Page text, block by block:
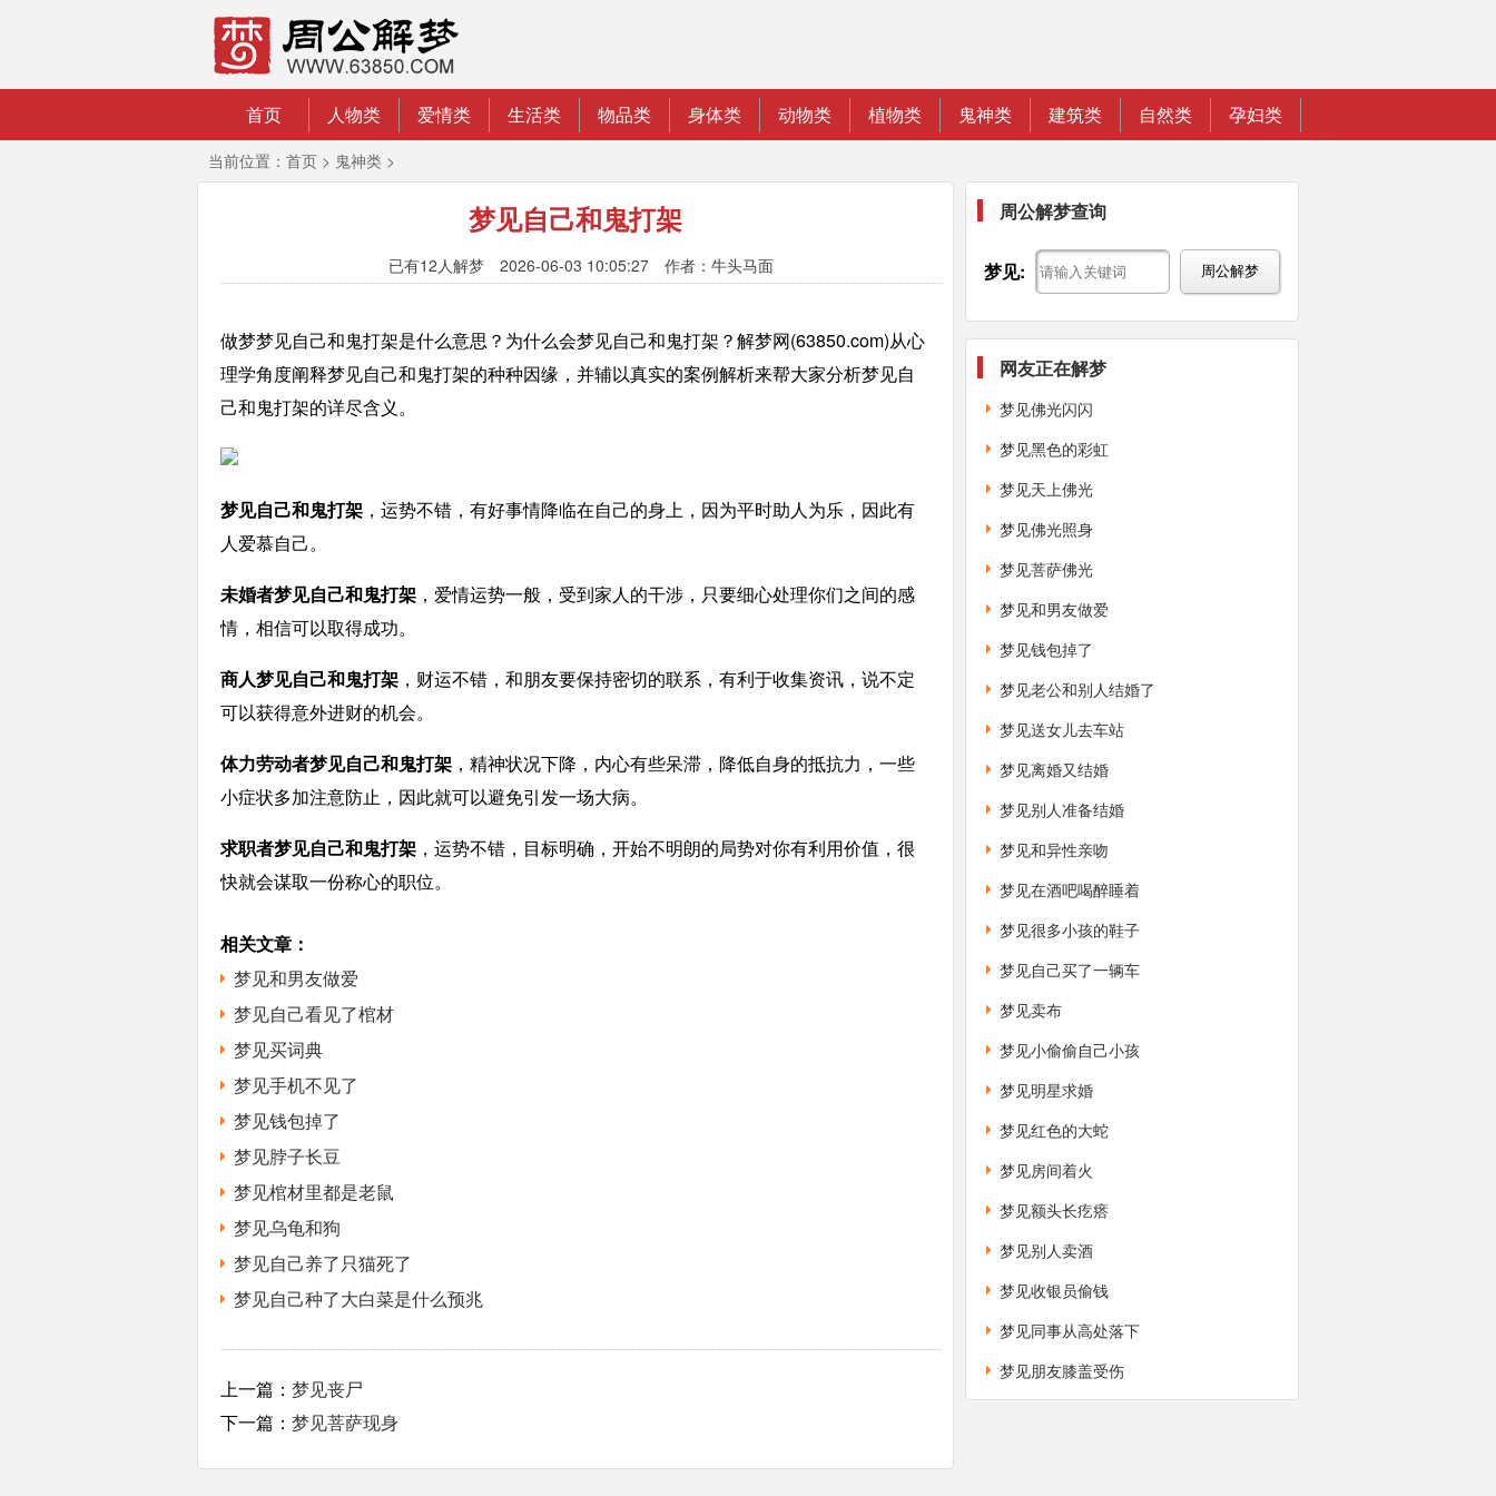
首页 人物类 爱情类 生活类 物品类 身体类 动物类 植物类 鬼神类 建筑类 自然类 孕妇类
当前位置： 首页 > 鬼神类 >
梦见自己和鬼打架
已有12人解梦 2026-06-03 10:05:27 作者：牛头马面
做梦梦见自己和鬼打架是什么意思？为什么会梦见自己和鬼打架？解梦网(63850.com)从心
理学角度阐释梦见自己和鬼打架的种种因缘，并辅以真实的案例解析来帮大家分析梦见自
己和鬼打架的详尽含义。
梦见自己和鬼打架 ，运势不错，有好事情降临在自己的身上，因为平时助人为乐，因此有
人爱慕自己。
未婚者梦见自己和鬼打架 ，爱情运势一般，受到家人的干涉，只要细心处理你们之间的感
情，相信可以取得成功。
商人梦见自己和鬼打架 ，财运不错，和朋友要保持密切的联系，有利于收集资讯，说不定
可以获得意外进财的机会。
体力劳动者梦见自己和鬼打架 ，精神状况下降，内心有些呆滞，降低自身的抵抗力，一些
小症状多加注意防止，因此就可以避免引发一场大病。
求职者梦见自己和鬼打架 ，运势不错，目标明确，开始不明朗的局势对你有利用价值，很
快就会谋取一份称心的职位。
相关文章：
梦见和男友做爱
梦见自己看见了棺材
梦见买词典
梦见手机不见了
梦见钱包掉了
梦见脖子长豆
梦见棺材里都是老鼠
梦见乌龟和狗
梦见自己养了只猫死了
梦见自己种了大白菜是什么预兆
上一篇： 梦见丧尸
下一篇： 梦见菩萨现身
周公解梦查询
梦见: 周公解梦
网友正在解梦
梦见佛光闪闪
梦见黑色的彩虹
梦见天上佛光
梦见佛光照身
梦见菩萨佛光
梦见和男友做爱
梦见钱包掉了
梦见老公和别人结婚了
梦见送女儿去车站
梦见离婚又结婚
梦见别人准备结婚
梦见和异性亲吻
梦见在酒吧喝醉睡着
梦见很多小孩的鞋子
梦见自己买了一辆车
梦见卖布
梦见小偷偷自己小孩
梦见明星求婚
梦见红色的大蛇
梦见房间着火
梦见额头长疙瘩
梦见别人卖酒
梦见收银员偷钱
梦见同事从高处落下
梦见朋友膝盖受伤